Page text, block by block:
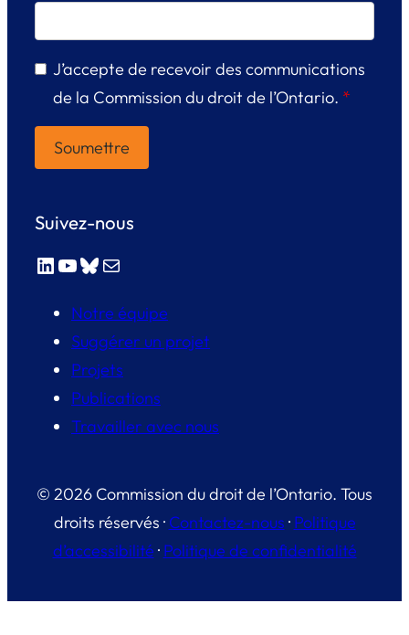
J’accepte de recevoir des communications
de la Commission du droit de l’Ontario. *
Suivez-nous
LinkedIn
YouTube
Bluesky
E-mail
Notre équipe
Suggérer un projet
Projets
Publications
Travailler avec nous
© 2026 Commission du droit de l’Ontario. Tous
droits réservés · Contactez-nous · Politique
d’accessibilité · Politique de confidentialité